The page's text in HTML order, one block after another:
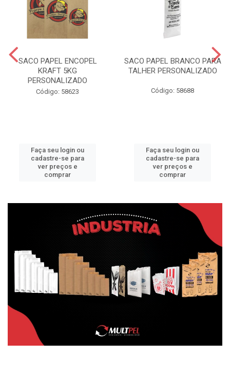
SACO PAPEL ENCOPEL
KRAFT 5KG
PERSONALIZADO
Código: 58623
Faça seu login ou
cadastre-se para
ver preços e
comprar
SACO PAPEL BRANCO PARA
TALHER PERSONALIZADO
Código: 58688
Faça seu login ou
cadastre-se para
ver preços e
comprar